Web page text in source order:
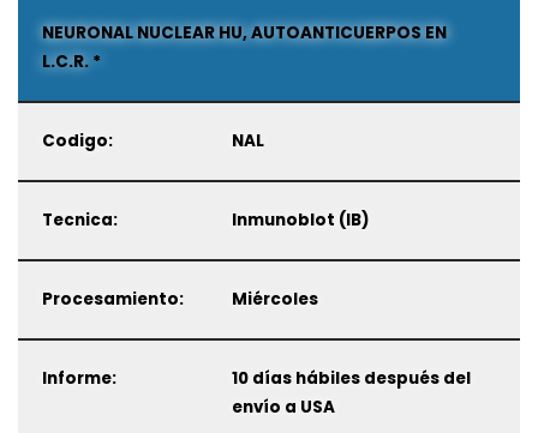
NEURONAL NUCLEAR HU, AUTOANTICUERPOS EN
L.C.R. *
Codigo: NAL
Tecnica: Inmunoblot (IB)
Procesamiento: Miércoles
Informe:
10 días hábiles después del
envío a USA